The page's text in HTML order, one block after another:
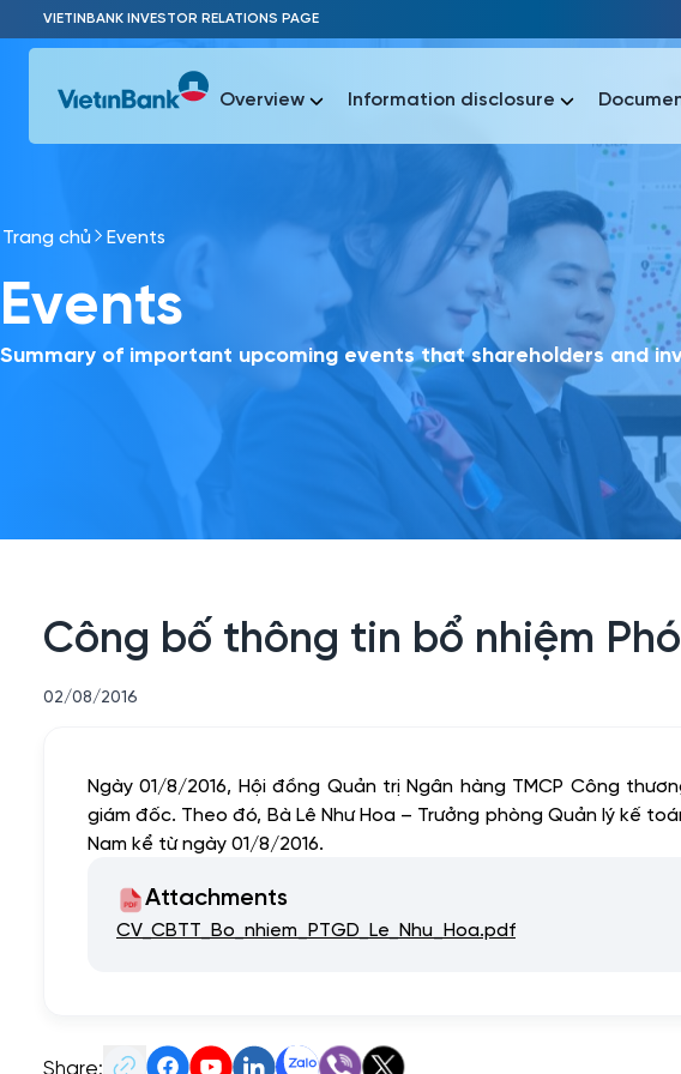
Skip to Main Content
VIETINBANK INVESTOR RELATIONS PAGE
Most Popular
Báo cáo tài chính
Overview Information disclosure
Most Popular
Trang chủ Events
Events
Summary of important upcoming events that shareholders and
Công bố thông tin bổ nhiệm
02/08/2016
Ngày 01/8/2016, Hội đồng Quản trị Ngân hàng TMCP Công
giám đốc. Theo đó, Bà Lê Như Hoa – Trưởng phòng Quản lý kế
Nam kể từ ngày 01/8/2016.
Attachments
CV_CBTT_Bo_nhiem_PTGD_Le_Nhu_Hoa.pdf
Share: